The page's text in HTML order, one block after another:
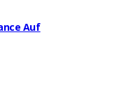
Auf